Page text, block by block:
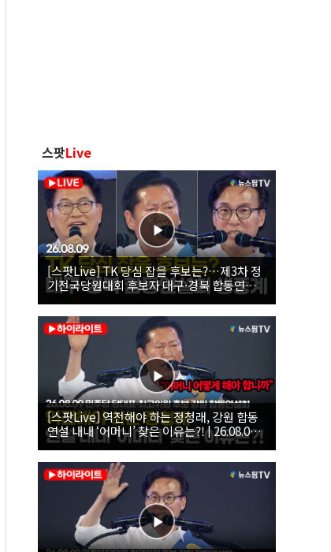
스팟Live
[스팟Live] TK 당심 잡을 후보는?…제3차 정
기전국당원대회 후보자 대구·경북 합동연설
회 생중계 | 26.08.09
[스팟Live] 역전해야 하는 정청래, 강원 합동
연설 내내 ‘어머니’ 찾은 이유는?! | 26.08.09
더불어민주당 당대표·최고위원 후보 강원 합
동연설회